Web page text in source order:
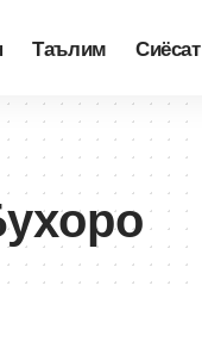
Таълим Сиёсат